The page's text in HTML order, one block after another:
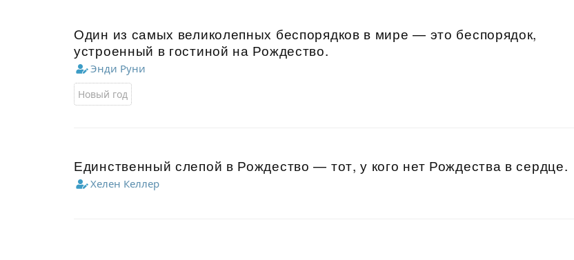
Один из самых великолепных беспорядков в мире — это беспорядок,
устроенный в гостиной на Рождество.
Энди Руни
Новый год
Единственный слепой в Рождество — тот, у кого нет Рождества в сердце.
Хелен Келлер